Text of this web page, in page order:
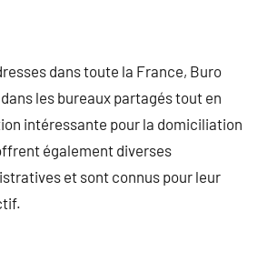
dans toute la France, Buro
les bureaux partagés tout en
intéressante pour la domiciliation
également diverses
et sont connus pour leur